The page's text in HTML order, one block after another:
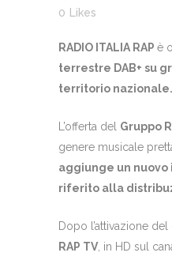
0
Likes
RADIO ITALIA RAP è
terrestre DAB+ su
territorio nazionale.
L’offerta del Gruppo
genere musicale
aggiunge un
riferito alla
Dopo l’attivazione del
RAP TV, in HD sul